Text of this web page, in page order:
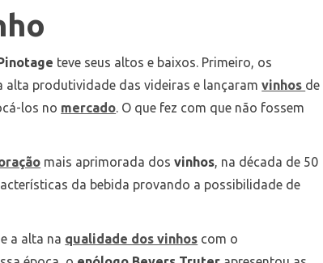
teve seus altos e baixos. Primeiro, os
alta produtividade das videiras e lançaramvinhos de
los no mercado. O que fez com que não fossem
mais aprimorada dosvinhos, na década de 50
da bebida provando a possibilidade de
a alta na qualidade dos vinhos com o